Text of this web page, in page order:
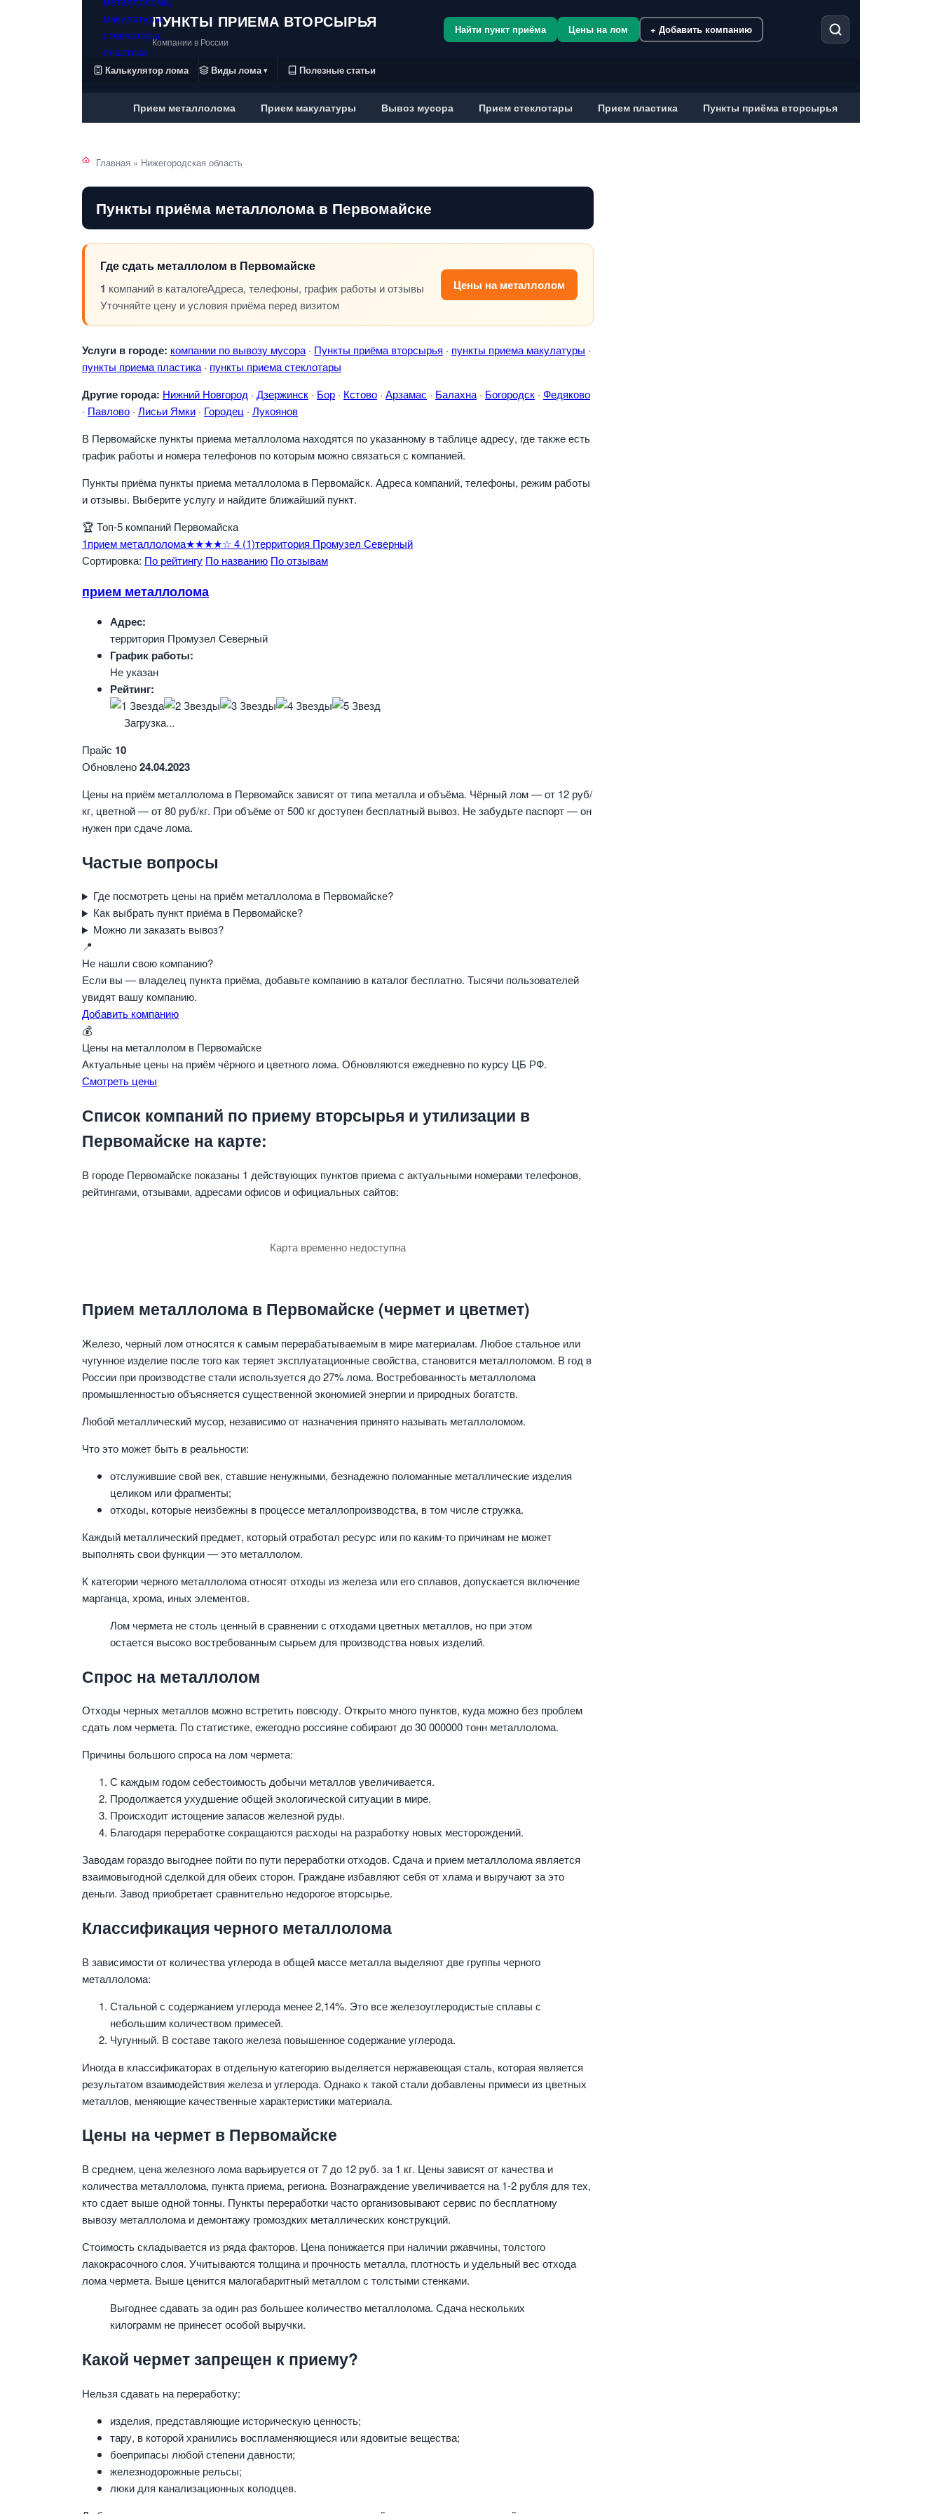
ПУНКТЫ ПРИЕМА ВТОРСЫРЬЯ
Компании в России
Найти пункт приёма Цены на лом + Добавить компанию
Калькулятор лома Виды лома ▾ Полезные статьи
Прием металлолома Прием макулатуры Вывоз мусора Прием стеклотары Прием пластика Пункты приёма вторсырья
Главная » Нижегородская область
Пункты приёма металлолома в Первомайске
Где сдать металлолом в Первомайске
1 компаний в каталогеАдреса, телефоны, график работы и отзывы
Уточняйте цену и условия приёма перед визитом
Цены на металлолом
Услуги в городе: компании по вывозу мусора · Пункты приёма вторсырья · пункты приема макулатуры ·
пункты приема пластика · пункты приема стеклотары
Другие города: Нижний Новгород · Дзержинск · Бор · Кстово · Арзамас · Балахна · Богородск · Федяково
· Павлово · Лисьи Ямки · Городец · Лукоянов
В Первомайске пункты приема металлолома находятся по указанному в таблице адресу, где также есть
график работы и номера телефонов по которым можно связаться с компанией.
Пункты приёма пункты приема металлолома в Первомайск. Адреса компаний, телефоны, режим работы
и отзывы. Выберите услугу и найдите ближайший пункт.
🏆 Топ-5 компаний Первомайска
1прием металлолома★★★★☆ 4 (1)территория Промузел Северный
Сортировка: По рейтингу По названию По отзывам
прием металлолома
Адрес:
территория Промузел Северный
График работы:
Не указан
Рейтинг:
Загрузка...
Прайс 10
Обновлено24.04.2023
Цены на приём металлолома в Первомайск зависят от типа металла и объёма. Чёрный лом — от 12 руб/
кг, цветной — от 80 руб/кг. При объёме от 500 кг доступен бесплатный вывоз. Не забудьте паспорт — он
нужен при сдаче лома.
Частые вопросы
Где посмотреть цены на приём металлолома в Первомайске?
Как выбрать пункт приёма в Первомайске?
Можно ли заказать вывоз?
📍
Не нашли свою компанию?
Если вы — владелец пункта приёма, добавьте компанию в каталог бесплатно. Тысячи пользователей
увидят вашу компанию.
Добавить компанию
💰
Цены на металлолом в Первомайске
Актуальные цены на приём чёрного и цветного лома. Обновляются ежедневно по курсу ЦБ РФ.
Смотреть цены
Список компаний по приему вторсырья и утилизации в
Первомайске на карте:
В городе Первомайске показаны 1 действующих пунктов приема с актуальными номерами телефонов,
рейтингами, отзывами, адресами офисов и официальных сайтов:
Карта временно недоступна
Прием металлолома в Первомайске (чермет и цветмет)
Железо, черный лом относятся к самым перерабатываемым в мире материалам. Любое стальное или
чугунное изделие после того как теряет эксплуатационные свойства, становится металлоломом. В год в
России при производстве стали используется до 27% лома. Востребованность металлолома
промышленностью объясняется существенной экономией энергии и природных богатств.
Любой металлический мусор, независимо от назначения принято называть металлоломом.
Что это может быть в реальности:
отслужившие свой век, ставшие ненужными, безнадежно поломанные металлические изделия
целиком или фрагменты;
отходы, которые неизбежны в процессе металлопроизводства, в том числе стружка.
Каждый металлический предмет, который отработал ресурс или по каким-то причинам не может
выполнять свои функции — это металлолом.
К категории черного металлолома относят отходы из железа или его сплавов, допускается включение
марганца, хрома, иных элементов.
Лом чермета не столь ценный в сравнении с отходами цветных металлов, но при этом
остается высоко востребованным сырьем для производства новых изделий.
Спрос на металлолом
Отходы черных металлов можно встретить повсюду. Открыто много пунктов, куда можно без проблем
сдать лом чермета. По статистике, ежегодно россияне собирают до 30 000000 тонн металлолома.
Причины большого спроса на лом чермета:
С каждым годом себестоимость добычи металлов увеличивается.
Продолжается ухудшение общей экологической ситуации в мире.
Происходит истощение запасов железной руды.
Благодаря переработке сокращаются расходы на разработку новых месторождений.
Заводам гораздо выгоднее пойти по пути переработки отходов. Сдача и прием металлолома является
взаимовыгодной сделкой для обеих сторон. Граждане избавляют себя от хлама и выручают за это
деньги. Завод приобретает сравнительно недорогое вторсырье.
Классификация черного металлолома
В зависимости от количества углерода в общей массе металла выделяют две группы черного
металлолома:
Стальной с содержанием углерода менее 2,14%. Это все железоуглеродистые сплавы с
небольшим количеством примесей.
Чугунный. В составе такого железа повышенное содержание углерода.
Иногда в классификаторах в отдельную категорию выделяется нержавеющая сталь, которая является
результатом взаимодействия железа и углерода. Однако к такой стали добавлены примеси из цветных
металлов, меняющие качественные характеристики материала.
Цены на чермет в Первомайске
В среднем, цена железного лома варьируется от 7 до 12 руб. за 1 кг. Цены зависят от качества и
количества металлолома, пункта приема, региона. Вознаграждение увеличивается на 1-2 рубля для тех,
кто сдает выше одной тонны. Пункты переработки часто организовывают сервис по бесплатному
вывозу металлолома и демонтажу громоздких металлических конструкций.
Стоимость складывается из ряда факторов. Цена понижается при наличии ржавчины, толстого
лакокрасочного слоя. Учитываются толщина и прочность металла, плотность и удельный вес отхода
лома чермета. Выше ценится малогабаритный металлом с толстыми стенками.
Выгоднее сдавать за один раз большее количество металлолома. Сдача нескольких
килограмм не принесет особой выручки.
Какой чермет запрещен к приему?
Нельзя сдавать на переработку:
изделия, представляющие историческую ценность;
тару, в которой хранились воспламеняющиеся или ядовитые вещества;
боеприпасы любой степени давности;
железнодорожные рельсы;
люки для канализационных колодцев.